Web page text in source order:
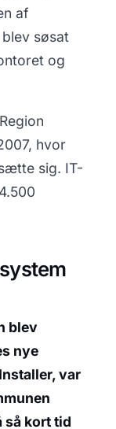
af
blev søsat
og
hvor
sig. IT-
blev
nye
var
så kort tid